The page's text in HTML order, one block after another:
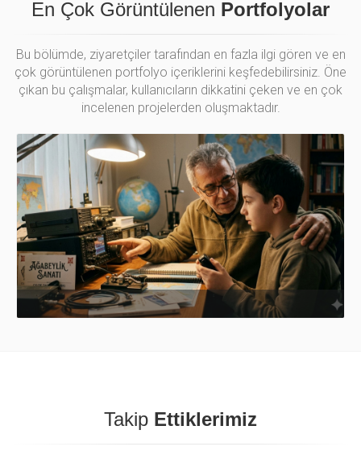
En Çok Görüntülenen Portfolyolar
Bu bölümde, ziyaretçiler tarafından en fazla ilgi gören ve en
çok görüntülenen portfolyo içeriklerini keşfedebilirsiniz. Öne
çıkan bu çalışmalar, kullanıcıların dikkatini çeken ve en çok
incelenen projelerden oluşmaktadır.
Takip Ettiklerimiz